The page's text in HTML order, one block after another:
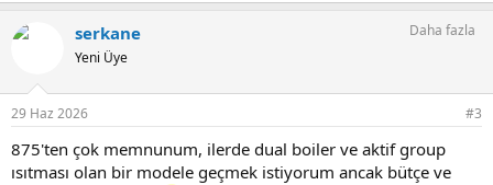
serkane
Yeni Üye
Daha fazla
29 Haz 2026 #3
875'ten çok memnunum, ilerde dual boiler ve aktif group
ısıtması olan bir modele geçmek istiyorum ancak bütçe ve